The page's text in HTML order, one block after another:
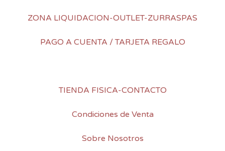
ZONA LIQUIDACION-OUTLET-ZURRASPAS
PAGO A CUENTA / TARJETA REGALO
TIENDA FISICA-CONTACTO
Condiciones de Venta
Sobre Nosotros